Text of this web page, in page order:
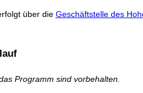
über die Geschäftstelle des
Programm sind vorbehalten.